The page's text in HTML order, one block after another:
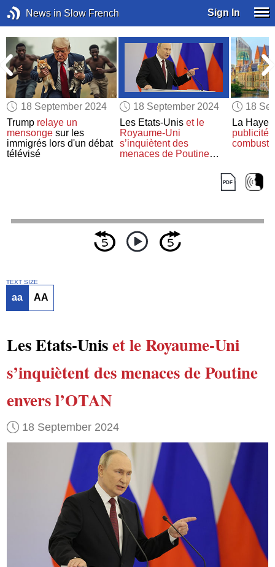
News in Slow French Sign In
18 September 2024
Trump relaye un
mensonge sur les
immigrés lors d'un débat
télévisé
18 September 2024
Les Etats-Unis et le
Royaume-Uni
s’inquiètent des
menaces de Poutine
18
La Haye
publicité
TEXT SIZE
aa AA
Les Etats-Uniset le Royaume-Uni
s’inquiètent des menaces de Poutine
envers l’OTAN
18 September 2024